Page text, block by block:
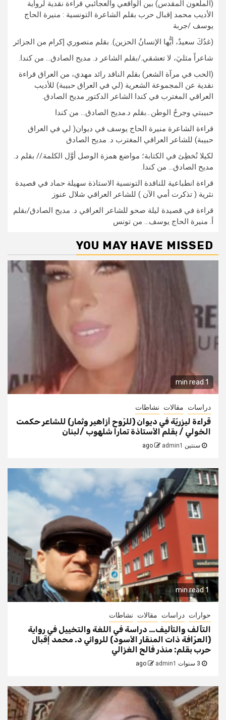
(الملعون المقدس) بين الواقعي والعجائبي قراءة نقدية لرواية
الأديب محمد إقبال حرب بقلم الشاعرة التونسية : منيرة الحاج
يوسف /جربة
(غدُكَ سعيدٌ، أيُّها الإنسانُ الحزين). بقلم منصوري إكرام من الجزائر
شاعراً مثليَ، لا تعشقي./بقلم الشاعر د. مديح الصادق… من كندا.
(الحب في مرآة الشعر) بقلم الناقد رائد مهدي، من العراق قراءة
نقدية عن المجموعة الشعرية (لي في العراق حبيبة) للأديب
العراقي المغترب في كندا الشاعر الدكتور مديح الصادق.
حبيبتي وجرحُ الوطن…بقلم د.مديح الصادق… من كندا
قراءة الشاعرة منيرة الحاج يوسف في ديوان( لي في العراق
حبيبة) للشاعر العراقي المغترب د. مديح الصادق
لكيلا نُخطِئ في الكتابة؛ مواضع همزة الوصل أوَّل الكلمة.// بقلم د.
مديح الصادق… من كندا.
قراءة انطباعية للناقدة التونسية الاستاذة سهيلة حماد في قصيدة
نثرية ( تذكرت أمي الآن ) للشاعر العراقي شلال عنوز
قراءة في قصيدة ليلة صحو للشاعر العراقي د. مديح الصادق/بقلم
أ. منيرة الحاج يوسف… من تونس
YOU MAY HAVE MISSED
1 min read
دراسات مقالات نشاطات
قراءة ليزريّة في ديوان (للرّوح أزاهير وثمار) للشاعر حكمت
الخولي / بقلم الأستاذة تمارا شلهوب /لبنان
سنتين ago admin1
1 min read
حوارات دراسات مقالات نشاطات
التآلف والتأليف… دراسة في اللغة والتخييل في رواية
(العرّافة ذات المنقار الأسود) للروائي د. محمد إقبال
حرب بقلم: منذر فالح الغزالي
admin1